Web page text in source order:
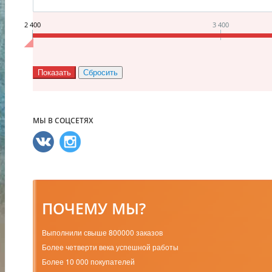
2 400 3 400
МЫ В СОЦСЕТЯХ
ПОЧЕМУ МЫ?
Выполнили свыше 800000 заказов
Более четверти века успешной работы
Более 10 000 покупателей